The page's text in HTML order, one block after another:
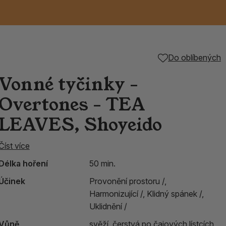
Orientální kovové
lucerny
Do oblíbených
tyčinky -
- TEA
Shoyeido
více
hoření
50 min.
Provonění prostoru /,
Harmonizující /, Klidný spánek /,
Uklidnění /
svěží, čerstvá po čajových lístcích,